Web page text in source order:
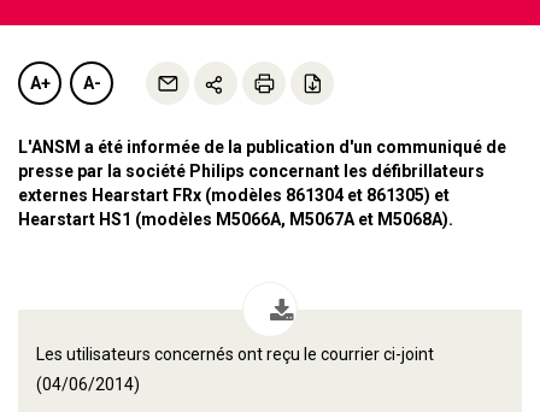
A+ A-
L'ANSM a été informée de la publication d'un communiqué de
presse par la société Philips concernant les défibrillateurs
externes Hearstart FRx (modèles 861304 et 861305) et
Hearstart HS1 (modèles M5066A, M5067A et M5068A).
Les utilisateurs concernés ont reçu le courrier ci-joint
(04/06/2014)